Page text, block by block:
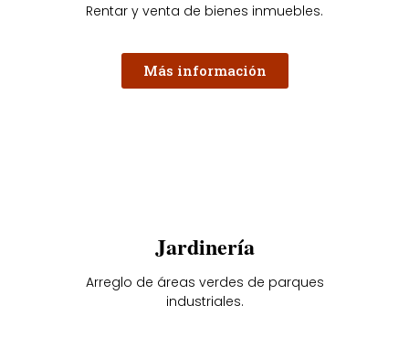
Rentar y venta de bienes inmuebles.
Más información
Jardinería
Arreglo de áreas verdes de parques
industriales.